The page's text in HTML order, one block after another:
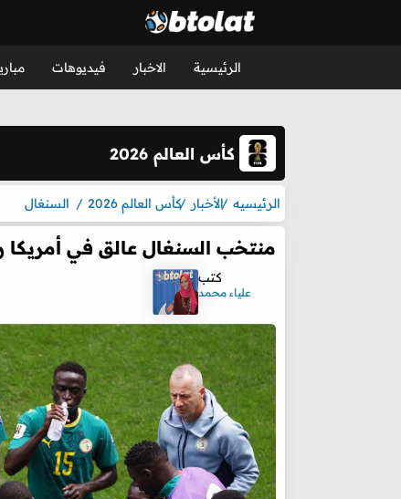
الرئيسية الاخبار فيديوهات
كأس العالم 2026
الرئيسيه الأخبار كأس العالم 2026 السنغال
منتخب السنغال عالق في أمريكا
كتب
علياء محمد